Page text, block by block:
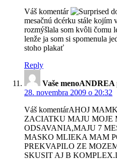
Váš komentár
mesačnú dcérku stále kojím
rozmýšlala som kvôli čomu
lenže ja som si spomenula
stoho plakať
Reply
Vaše menoANDREA
28. novembra 2009 o 20:32
Váš komentárAHOJ
ZACIATKU MAJU MOJE
ODSAVANIA,MAJU 7
MASKO MLIEKA MAM
PREKVAPILO ZE
SKUSIT AJ B